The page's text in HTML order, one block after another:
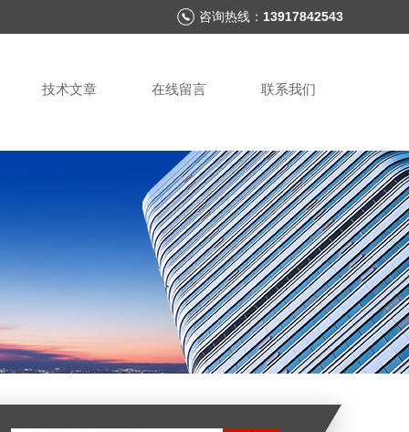
咨询热线： 13917842543
技术文章 在线留言 联系我们